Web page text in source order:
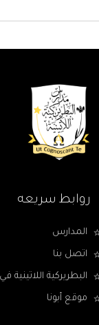
روابط سريعه
المدارس
اتصل بنا
البطريركية اللاتينية
موقع أبونا